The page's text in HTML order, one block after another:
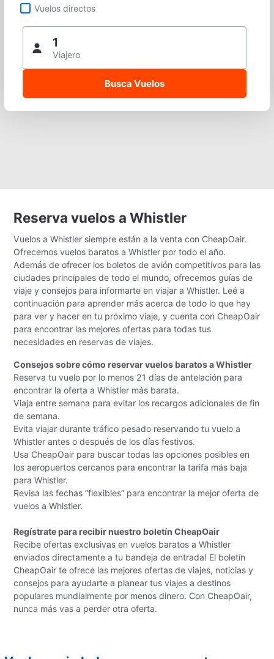
Vuelos directos
1
Viajero
Reserva vuelos a Whistler
Vuelos a Whistler siempre están a la venta con CheapOair.
Ofrecemos vuelos baratos a Whistler por todo el año.
Además de ofrecer los boletos de avión competitivos para las
ciudades principales de todo el mundo, ofrecemos guías de
viaje y consejos para informarte en viajar a Whistler. Leé a
continuación para aprender más acerca de todo lo que hay
para ver y hacer en tu próximo viaje, y cuenta con CheapOair
para encontrar las mejores ofertas para todas tus
necesidades en reservas de viajes.
Consejos sobre cómo reservar vuelos baratos a Whistler
Reserva tu vuelo por lo menos 21 días de antelación para
encontrar la oferta a Whistler más barata.
Viaja entre semana para evitar los recargos adicionales de fin
de semana.
Evita viajar durante tráfico pesado reservando tu vuelo a
Whistler antes o después de los días festivos.
Usa CheapOair para buscar todas las opciones posibles en
los aeropuertos cercanos para encontrar la tarifa más baja
para Whistler.
Revisa las fechas “flexibles” para encontrar la mejor oferta de
vuelos a Whistler.
Regístrate para recibir nuestro boletín CheapOair
Recibe ofertas exclusivas en vuelos baratos a Whistler
enviados directamente a tu bandeja de entrada! El boletín
CheapOair te ofrece las mejores ofertas de viajes, noticias y
consejos para ayudarte a planear tus viajes a destinos
populares mundialmente por menos dinero. Con CheapOair,
nunca más vas a perder otra oferta.